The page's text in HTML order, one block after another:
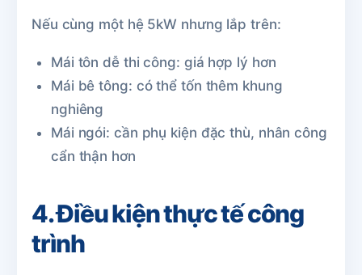
Nếu cùng một hệ 5kW nhưng lắp trên:
Mái tôn dễ thi công: giá hợp lý hơn
Mái bê tông: có thể tốn thêm khung
nghiêng
Mái ngói: cần phụ kiện đặc thù, nhân công
cẩn thận hơn
4. Điều kiện thực tế công
trình